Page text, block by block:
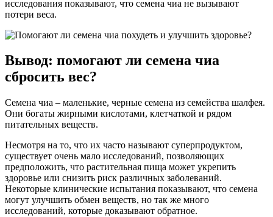
исследования показывают, что семена чиа не вызывают
потери веса.
Вывод: помогают ли семена чиа
сбросить вес?
Семена чиа – маленькие, черные семена из семейства шалфея.
Они богаты жирными кислотами, клетчаткой и рядом
питательных веществ.
Несмотря на то, что их часто называют суперпродуктом,
существует очень мало исследований, позволяющих
предположить, что растительная пища может укрепить
здоровье или снизить риск различных заболеваний.
Некоторые клинические испытания показывают, что семена
могут улучшить обмен веществ, но так же много
исследований, которые доказывают обратное.